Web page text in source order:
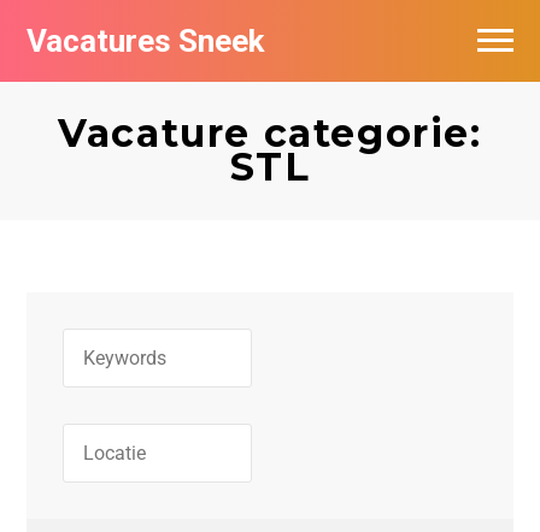
Vacatures Sneek
Vacature categorie:
STL
Vacatures per bedrijf
De populairste vacatures in Sneek